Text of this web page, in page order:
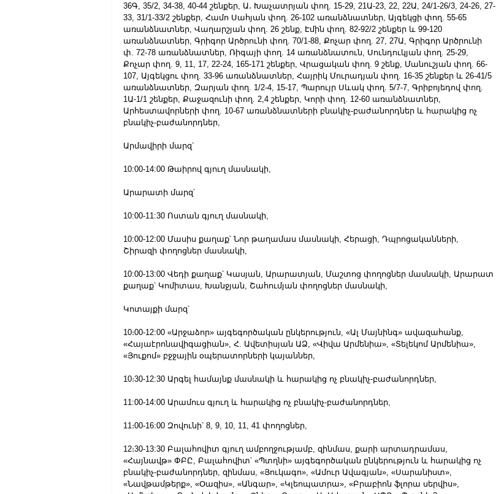
36Գ, 35/2, 34-38, 40-44 շենքեր, Ա․ Խաչատրյան փող. 15-29, 21Ա-23, 22, 22Ա, 24/1-26/3, 24-26, 27-
33, 31/1-33/2 շենքեր, Համո Սահյան փող. 26-102 առանձնատներ, Այգեկցի փող. 55-65
առանձնատներ, Վաղարշյան փող. 26 շենք, Էմին փող. 82-92/2 շենքեր և 99-120
առանձնատներ, Գրիգոր Արծրունի փող. 70/1-88, Քոչար փող. 27, 27Ա, Գրիգոր Արծրունի
փ. 72-78 առանձնատներ, Ռիգայի փող. 14 առանձնատուն, Սունդուկյան փող. 25-29,
Քոչար փող. 9, 11, 17, 22-24, 165-171 շենքեր, Վրացական փող. 9 շենք, Մանուշյան փող. 66-
107, Այգեկցու փող. 33-96 առանձնատներ, Հայրիկ Մուրադյան փող. 16-35 շենքեր և 26-41/5
առանձնատներ, Զարյան փող. 1/2-4, 15-17, Պարույր Սևակ փող. 5/7-7, Գրիբոյեդով փող.
1Ա-1/1 շենքեր, Քաջազունի փող. 2,4 շենքեր, Կորի փող. 12-60 առանձնատներ,
Արհեստավորների փող. 10-67 առանձնատների բնակիչ-բաժանորդներ և հարակից ոչ
բնակիչ-բաժանորդներ,
Արմավիրի մարզ՝
10:00-14:00 Թաիրով գյուղ մասնակի,
Արարատի մարզ՝
10:00-11:30 Ոստան գյուղ մասնակի,
10:00-12:00 Մասիս քաղաք՝ Նոր թաղամաս մասնակի, Հերացի, Դպրոցականների,
Շիրազի փողոցներ մասնակի,
10:00-13:00 Վեդի քաղաք՝ Կասյան, Արարատյան, Մաշտոց փողոցներ մասնակի, Արարատ
քաղաք՝ Կոմիտաս, Խանջյան, Շահումյան փողոցներ մասնակի,
Կոտայքի մարզ՝
10։00-12:00 «Արջաձոր» այգեգործական ընկերություն, «Ալ Մայնինգ» ավազահանք,
«Հայաէրոնավիգացիան», Հ. Ավետիսյան ԱՁ, «Վիվա Արմենիա», «Տելեկոմ Արմենիա»,
«Յուքոմ» բջջային օպերատորների կայաններ,
10։30-12:30 Արգել համայնք մասնակի և հարակից ոչ բնակիչ-բաժանորդներ,
11:00-14:00 Արամուս գյուղ և հարակից ոչ բնակիչ-բաժանորդներ,
11։00-16:00 Զովունի՝ 8, 9, 10, 11, 41 փողոցներ,
12։30-13:30 Բալահովիտ գյուղ ամբողջությամբ, զինմաս, քարի արտադրամաս,
«Հայնավթ» ՓԲԸ, Բալահովիտ՝ «Պտղնի» այգեգործական ընկերություն և հարակից ոչ
բնակիչ-բաժանորդներ, զինմաս, «Յուկագո», «Ամուր Ավագյան», «Սարանիստ»,
«Նավթամթերք», «Օազիս», «Անգար», «Կլեոպատրա», «Բրաբիոն ֆլորա սերվիս»,